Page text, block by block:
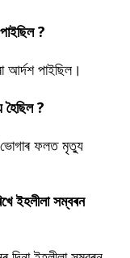
?
আৰ্দশ পাইছিল।
হৈছিল ?
ভোগাৰ ফলত মৃত্যু
ইহলীলা সম্বৰন